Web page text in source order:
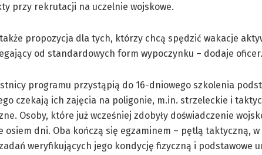
przy rekrutacji na uczelnie wojskowe.
propozycja dla tych, którzy chcą spędzić wakacje
od standardowych form wypoczynku – dodaje oficer.
programu przystąpią do 16-dniowego szkolenia
czekają ich zajęcia na poligonie, m.in. strzeleckie i
Osoby, które już wcześniej zdobyły doświadczenie
dni. Oba kończą się egzaminem – pętlą taktyczną,
weryfikujących jego kondycję fizyczną i podstawowe